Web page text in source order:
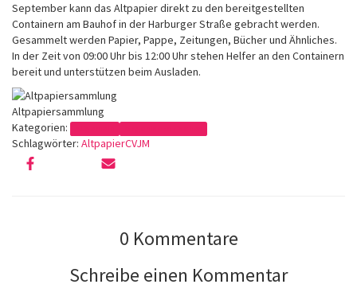
September kann das Altpapier direkt zu den bereitgestellten
Containern am Bauhof in der Harburger Straße gebracht werden.
Gesammelt werden Papier, Pappe, Zeitungen, Bücher und Ähnliches.
In der Zeit von 09:00 Uhr bis 12:00 Uhr stehen Helfer an den Containern
bereit und unterstützen beim Ausladen.
Altpapiersammlung
Kategorien:
Schlagwörter: AltpapierCVJM
0 Kommentare
Schreibe einen Kommentar